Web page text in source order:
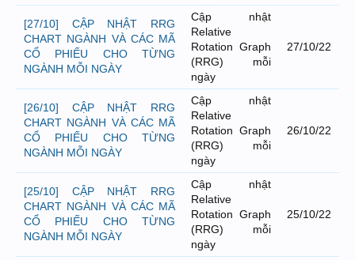
[27/10] CẬP NHẬT RRG
CHART NGÀNH VÀ CÁC MÃ
CỔ PHIẾU CHO TỪNG
NGÀNH MỖI NGÀY
Cập nhật
Relative
Rotation Graph
(RRG) mỗi
ngày
27/10/22
[26/10] CẬP NHẬT RRG
CHART NGÀNH VÀ CÁC MÃ
CỔ PHIẾU CHO TỪNG
NGÀNH MỖI NGÀY
Cập nhật
Relative
Rotation Graph
(RRG) mỗi
ngày
26/10/22
[25/10] CẬP NHẬT RRG
CHART NGÀNH VÀ CÁC MÃ
CỔ PHIẾU CHO TỪNG
NGÀNH MỖI NGÀY
Cập nhật
Relative
Rotation Graph
(RRG) mỗi
ngày
25/10/22